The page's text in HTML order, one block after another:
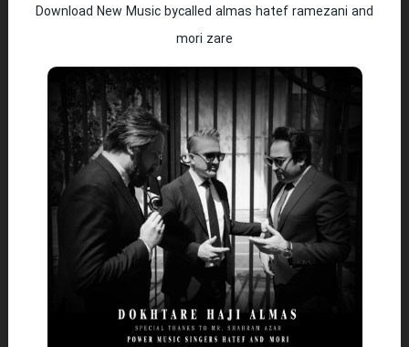
Download New Music bycalled almas hatef ramezani and
mori zare